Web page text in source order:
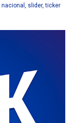
nacional , slider,ticker